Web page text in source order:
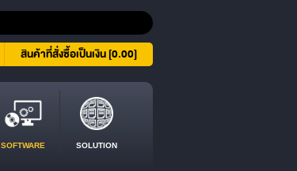
สินค้าที่สั่งซื้อเป็นเงิน [0.00]
SOFTWARE SOLUTION